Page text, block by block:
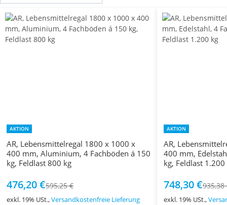
AKTION
AR, Lebensmittelregal 1800 x 1000 x
400 mm, Aluminium, 4 Fachböden á 150
kg, Feldlast 800 kg
476,20 €595,25 €
exkl. 19% USt.,Versandkostenfreie Lieferung
AKTION
AR,
400 mm,
kg, Feldlast 1.200
748,30 €935,38
exkl. 19% USt.,